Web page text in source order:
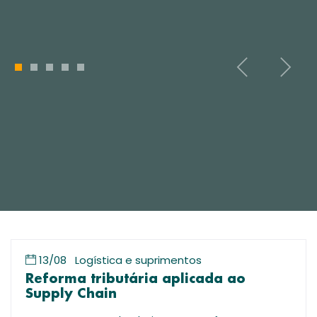
1 2 3 4 5
13/08 Logística e suprimentos
Reforma tributária aplicada ao
Supply Chain